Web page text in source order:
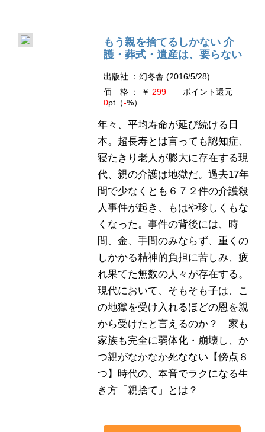
もう親を捨てるしかない 介
護・葬式・遺産は、要らない
出版社 ：幻冬舎 (2016/5/28)
価 格 ： ￥ 299ポイント還元
0pt（-%）
年々、平均寿命が延び続ける日
本。超長寿とは言っても認知症、
寝たきり老人が膨大に存在する現
代、親の介護は地獄だ。過去17年
間で少なくとも６７２件の介護殺
人事件が起き、もはや珍しくもな
くなった。事件の背後には、時
間、金、手間のみならず、重くの
しかかる精神的負担に苦しみ、疲
れ果てた無数の人々が存在する。
現代において、そもそも子は、こ
の地獄を受け入れるほどの恩を親
から受けたと言えるのか？ 家も
家族も完全に弱体化・崩壊し、か
つ親がなかなか死なない【傍点８
つ】時代の、本音でラクになる生
き方「親捨て」とは？